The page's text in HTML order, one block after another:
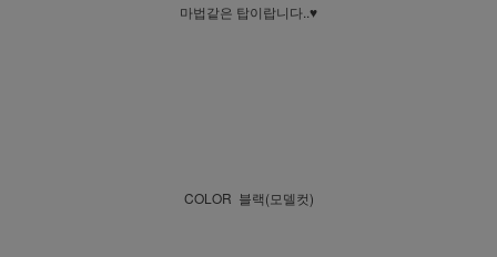
마법같은 탑이랍니다..♥
COLOR 블랙(모델컷)